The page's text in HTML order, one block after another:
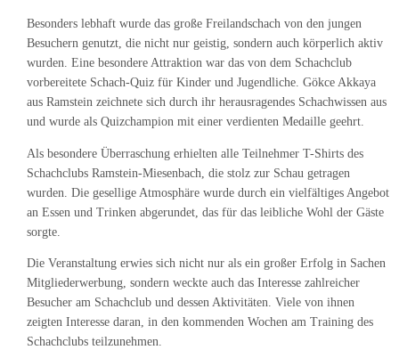
Besonders lebhaft wurde das große Freilandschach von den jungen
Besuchern genutzt, die nicht nur geistig, sondern auch körperlich aktiv
wurden. Eine besondere Attraktion war das von dem Schachclub
vorbereitete Schach-Quiz für Kinder und Jugendliche. Gökce Akkaya
aus Ramstein zeichnete sich durch ihr herausragendes Schachwissen aus
und wurde als Quizchampion mit einer verdienten Medaille geehrt.
Als besondere Überraschung erhielten alle Teilnehmer T-Shirts des
Schachclubs Ramstein-Miesenbach, die stolz zur Schau getragen
wurden. Die gesellige Atmosphäre wurde durch ein vielfältiges Angebot
an Essen und Trinken abgerundet, das für das leibliche Wohl der Gäste
sorgte.
Die Veranstaltung erwies sich nicht nur als ein großer Erfolg in Sachen
Mitgliederwerbung, sondern weckte auch das Interesse zahlreicher
Besucher am Schachclub und dessen Aktivitäten. Viele von ihnen
zeigten Interesse daran, in den kommenden Wochen am Training des
Schachclubs teilzunehmen.